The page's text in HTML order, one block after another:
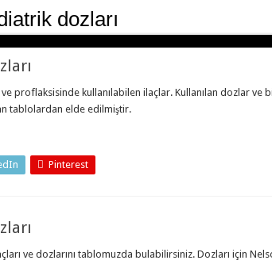
dozları
proflaksisinde kullanılabilen ilaçlar. Kullanılan dozlar ve
tablolardan elde edilmiştir.
Pinterest
ve dozlarını tablomuzda bulabilirsiniz. Dozları için